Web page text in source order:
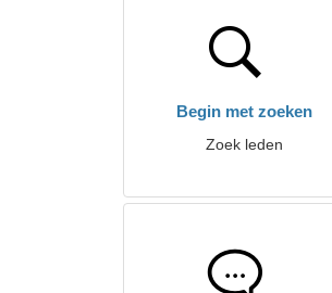
Begin met zoeken
Zoek leden